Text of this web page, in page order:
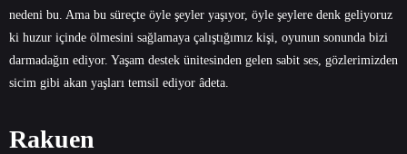
nedeni bu. Ama bu süreçte öyle şeyler yaşıyor, öyle şeylere denk geliyoruz
ki huzur içinde ölmesini sağlamaya çalıştığımız kişi, oyunun sonunda bizi
darmadağın ediyor. Yaşam destek ünitesinden gelen sabit ses, gözlerimizden
sicim gibi akan yaşları temsil ediyor âdeta.
Rakuen